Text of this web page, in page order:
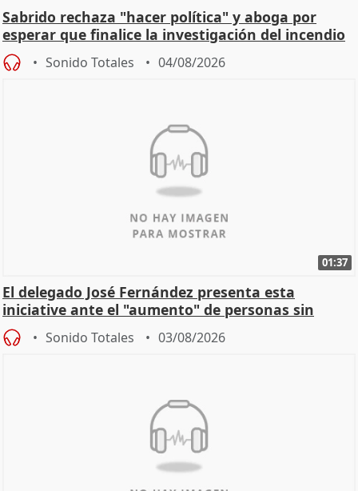
Sabrido rechaza "hacer política" y aboga por
esperar que finalice la investigación del incendio
Sonido Totales 04/08/2026
01:37
El delegado José Fernández presenta esta
iniciative ante el "aumento" de personas sin
hogar en Madri
Sonido Totales 03/08/2026